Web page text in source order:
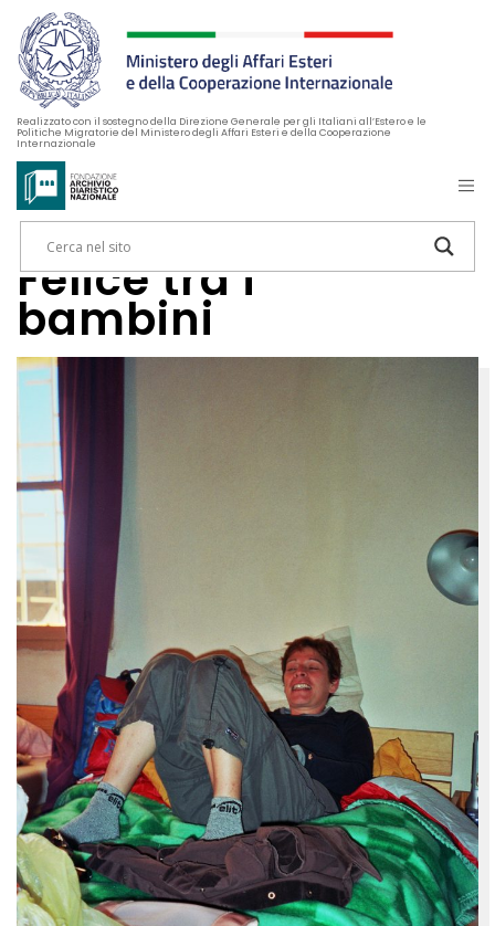
Realizzato con il sostegno della Direzione Generale per gli Italiani all’Estero e le
Politiche Migratorie del Ministero degli Affari Esteri e della Cooperazione
Internazionale
Felice tra i
bambini